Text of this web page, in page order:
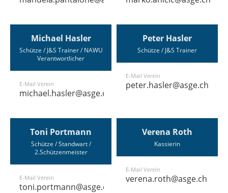
Michael Hasler
Schütze / J&S Trainer / NAWU
Verantwortlicher
E-Mail Verein
michael.hasler@asge.ch
Peter Hasler
Schütze / J&S Trainer
E-Mail Verein
peter.hasler@asge.ch
Toni Portmann
Schütze / Standwart /
2.Schützenmeister
E-Mail Verein
toni.portmann@asge.ch
Verena Roth
Kassierin
E-Mail Verein
verena.roth@asge.ch